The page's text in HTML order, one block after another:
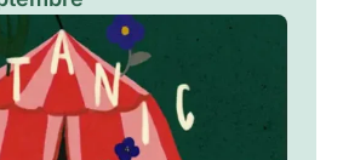
sculpturaux :
glaciaires réparées par
transformation
anciennes et mise en
marqués par l’extraction.